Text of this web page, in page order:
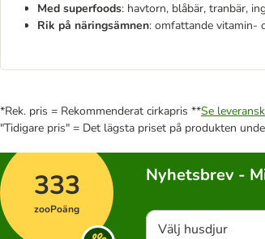
Med superfoods: havtorn, blåbär, tranbär,
Rik på näringsämnen: omfattande vitamin-
*Rek. pris = Rekommenderat cirkapris **Se
"Tidigare pris" = Det lägsta priset på produkten
333
zooPoäng
Nyhetsbrev -
Välj husdjur